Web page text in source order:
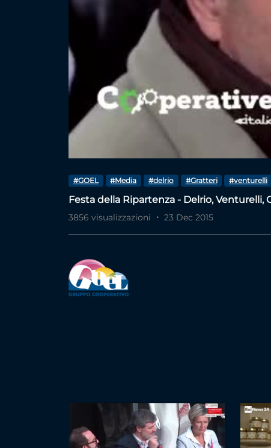
#GOEL #Media #delrio #Gratteri #venturelli
Festa della Ripartenza - Delrio, Venturelli,
3856 visualizzazioni 23 Dec 2015